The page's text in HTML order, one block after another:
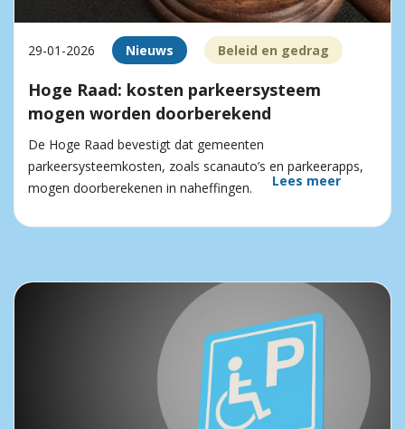
29-01-2026 Nieuws Beleid en gedrag
Hoge Raad: kosten parkeersysteem
mogen worden doorberekend
De Hoge Raad bevestigt dat gemeenten
parkeersysteemkosten, zoals scanauto’s en parkeerapps,
mogen doorberekenen in naheffingen.
Lees meer